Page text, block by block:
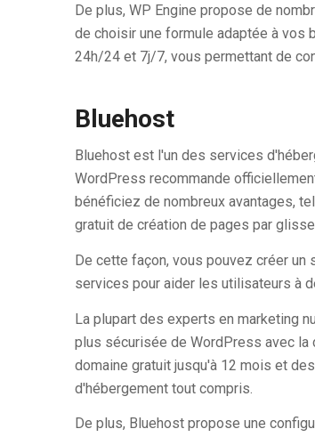
De plus, WP Engine propose de
de choisir une formule adaptée à
24h/24 et 7j/7, vous permettant de
Bluehost
Bluehost est l'un des services
WordPress recommande
bénéficiez de nombreux avantages,
gratuit de création de pages par
De cette façon, vous pouvez créer
services pour aider les utilisateurs à
La plupart des experts en marketing
plus sécurisée de WordPress avec la
domaine gratuit jusqu'à 12 mois et
d'hébergement tout compris.
De plus, Bluehost propose une